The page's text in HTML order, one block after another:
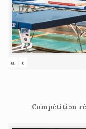
« ‹
Compétition